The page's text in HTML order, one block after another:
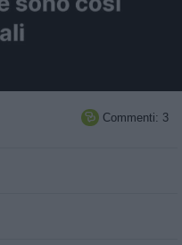
 Commenti: 3